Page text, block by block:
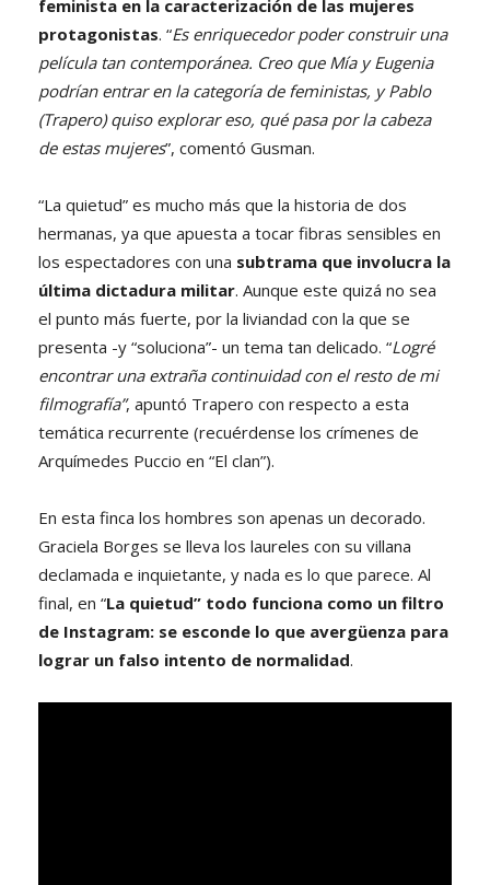
feminista en la caracterización de las mujeres
protagonistas. “Es enriquecedor poder construir una
película tan contemporánea. Creo que Mía y Eugenia
podrían entrar en la categoría de feministas, y Pablo
(Trapero) quiso explorar eso, qué pasa por la cabeza
de estas mujeres”, comentó Gusman.
“La quietud” es mucho más que la historia de dos
hermanas, ya que apuesta a tocar fibras sensibles en
los espectadores con una subtrama que involucra la
última dictadura militar. Aunque este quizá no sea
el punto más fuerte, por la liviandad con la que se
presenta -y “soluciona”- un tema tan delicado. “Logré
encontrar una extraña continuidad con el resto de mi
filmografía”, apuntó Trapero con respecto a esta
temática recurrente (recuérdense los crímenes de
Arquímedes Puccio en “El clan”).
En esta finca los hombres son apenas un decorado.
Graciela Borges se lleva los laureles con su villana
declamada e inquietante, y nada es lo que parece. Al
final, en “La quietud” todo funciona como un filtro
de Instagram: se esconde lo que avergüenza para
lograr un falso intento de normalidad.